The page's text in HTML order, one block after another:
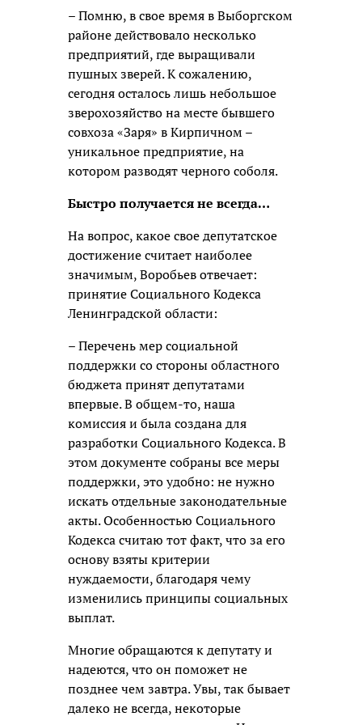
– Помню, в свое время в Выборгском
районе действовало несколько
предприятий, где выращивали
пушных зверей. К сожалению,
сегодня осталось лишь небольшое
зверохозяйство на месте бывшего
совхоза «Заря» в Кирпичном –
уникальное предприятие, на
котором разводят черного соболя.
Быстро получается не всегда…
На вопрос, какое свое депутатское
достижение считает наиболее
значимым, Воробьев отвечает:
принятие Социального Кодекса
Ленинградской области:
– Перечень мер социальной
поддержки со стороны областного
бюджета принят депутатами
впервые. В общем-то, наша
комиссия и была создана для
разработки Социального Кодекса. В
этом документе собраны все меры
поддержки, это удобно: не нужно
искать отдельные законодательные
акты. Особенностью Социального
Кодекса считаю тот факт, что за его
основу взяты критерии
нуждаемости, благодаря чему
изменились принципы социальных
выплат.
Многие обращаются к депутату и
надеются, что он поможет не
позднее чем завтра. Увы, так бывает
далеко не всегда, некоторые